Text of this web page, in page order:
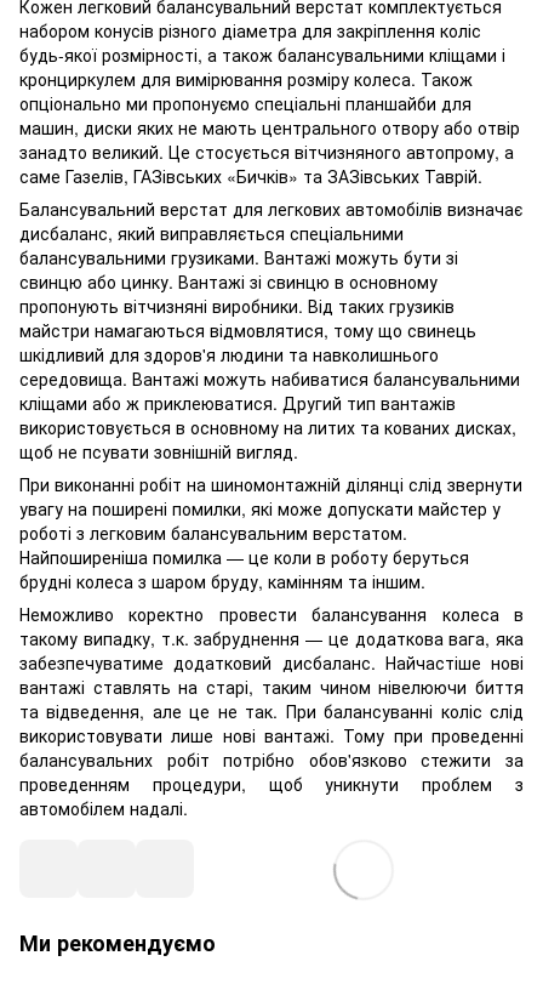
Кожен легковий балансувальний верстат комплектується
набором конусів різного діаметра для закріплення коліс
будь-якої розмірності, а також балансувальними кліщами і
кронциркулем для вимірювання розміру колеса. Також
опціонально ми пропонуємо спеціальні планшайби для
машин, диски яких не мають центрального отвору або отвір
занадто великий. Це стосується вітчизняного автопрому, а
саме Газелів, ГАЗівських «Бичків» та ЗАЗівських Таврій.
Балансувальний верстат для легкових автомобілів визначає
дисбаланс, який виправляється спеціальними
балансувальними грузиками. Вантажі можуть бути зі
свинцю або цинку. Вантажі зі свинцю в основному
пропонують вітчизняні виробники. Від таких грузиків
майстри намагаються відмовлятися, тому що свинець
шкідливий для здоров'я людини та навколишнього
середовища. Вантажі можуть набиватися балансувальними
кліщами або ж приклеюватися. Другий тип вантажів
використовується в основному на литих та кованих дисках,
щоб не псувати зовнішній вигляд.
При виконанні робіт на шиномонтажній ділянці слід звернути
увагу на поширені помилки, які може допускати майстер у
роботі з легковим балансувальним верстатом.
Найпоширеніша помилка — це коли в роботу беруться
брудні колеса з шаром бруду, камінням та іншим.
Неможливо коректно провести балансування колеса в
такому випадку, т.к. забруднення — це додаткова вага, яка
забезпечуватиме додатковий дисбаланс. Найчастіше нові
вантажі ставлять на старі, таким чином нівелюючи биття
та відведення, але це не так. При балансуванні коліс слід
використовувати лише нові вантажі. Тому при проведенні
балансувальних робіт потрібно обов'язково стежити за
проведенням процедури, щоб уникнути проблем з
автомобілем надалі.
Ми рекомендуємо